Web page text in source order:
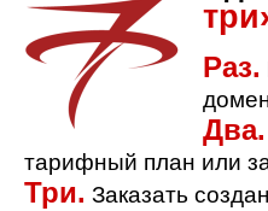
Раз.
Два.
тарифный план или
Три. Заказать